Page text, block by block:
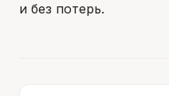
и без потерь.